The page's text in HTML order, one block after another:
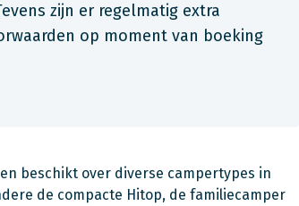
zijn er regelmatig extra
op moment van boeking
beschikt over diverse campertypes in
de compacte Hitop, de familiecamper